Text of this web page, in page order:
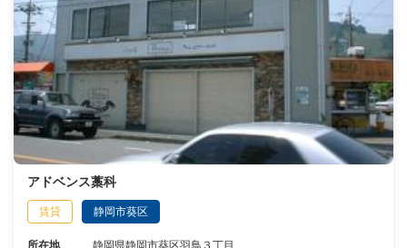
アドベンス藁科
賃貸 静岡市葵区
所在地 静岡県静岡市葵区羽鳥３丁目